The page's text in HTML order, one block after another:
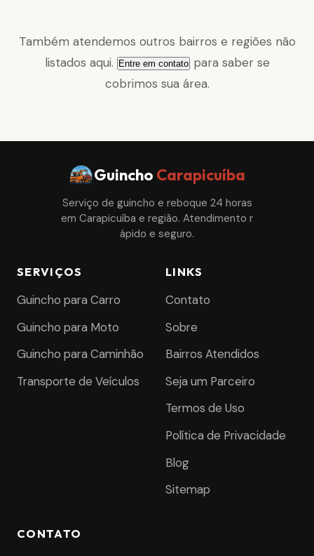
Também atendemos outros bairros e regiões não
listados aqui.
Entre em contatopara saber se
cobrimos sua área.
Guincho Carapicuíba
Serviço de guincho e reboque 24 horas
em Carapicuíba e região. Atendimento r
ápido e seguro.
SERVIÇOS
Guincho para Carro
Guincho para Moto
Guincho para Caminhão
Transporte de Veículos
LINKS
Contato
Sobre
Bairros Atendidos
Seja um Parceiro
Termos de Uso
Política de Privacidade
Blog
Sitemap
CONTATO